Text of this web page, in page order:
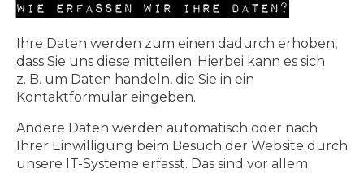
Wie erfassen wir Ihre Daten?
Ihre Daten werden zum einen dadurch erhoben,
dass Sie uns diese mitteilen. Hierbei kann es sich
z. B. um Daten handeln, die Sie in ein
Kontaktformular eingeben.
Andere Daten werden automatisch oder nach
Ihrer Einwilligung beim Besuch der Website durch
unsere IT-Systeme erfasst. Das sind vor allem